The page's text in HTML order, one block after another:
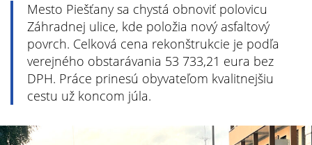
Mesto Piešťany sa chystá obnoviť polovicu
Záhradnej ulice, kde položia nový asfaltový
povrch. Celková cena rekonštrukcie je podľa
verejného obstarávania 53 733,21 eura bez
DPH. Práce prinesú obyvateľom kvalitnejšiu
cestu už koncom júla.